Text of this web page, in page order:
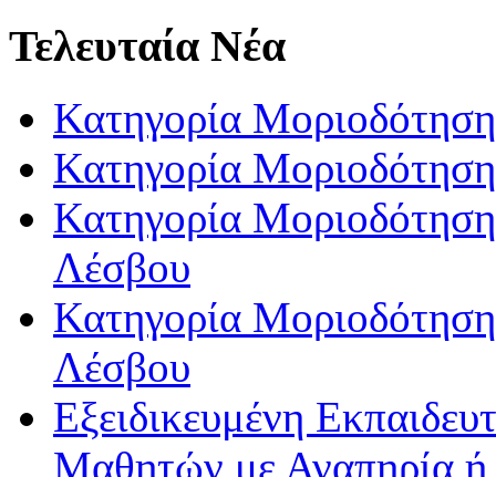
Τελευταία Νέα
Κατηγορία
Κατηγορία
Κατηγορία
Λέσβου
Κατηγορία
Λέσβου
Εξειδικευμένη
Μαθητών με Αναπηρία ή /